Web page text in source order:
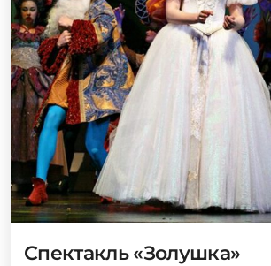
Спектакль «Золушка»